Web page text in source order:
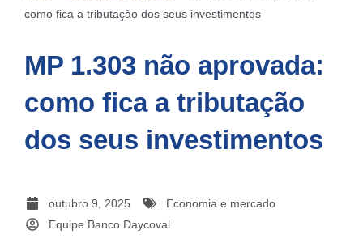
como fica a tributação dos seus investimentos
MP 1.303 não aprovada:
como fica a tributação
dos seus investimentos
outubro 9, 2025
Economia e mercado
Equipe Banco Daycoval